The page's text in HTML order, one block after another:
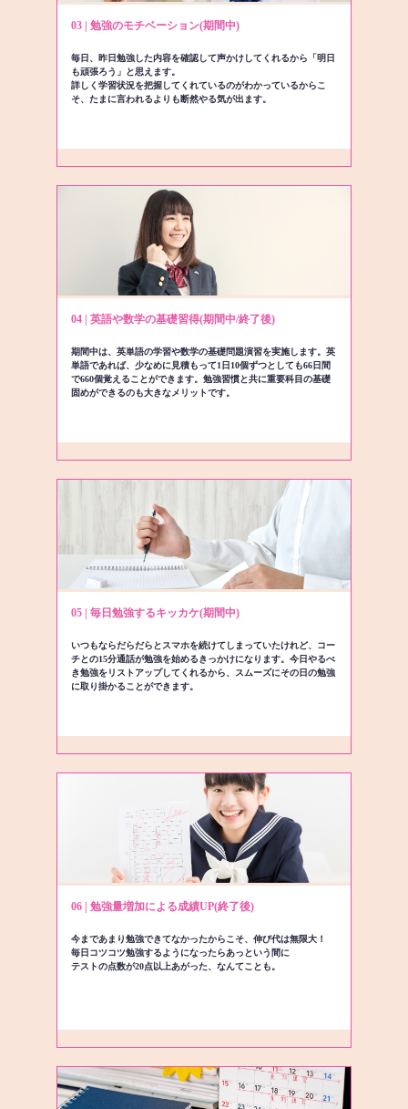
03 | 勉強のモチベーション(期間中)
毎日、昨日勉強した内容を確認して声かけしてくれるから「明日
も頑張ろう」と思えます。
詳しく学習状況を把握してくれているのがわかっているからこ
そ、たまに言われるよりも断然やる気が出ます。
04 | 英語や数学の基礎習得(期間中/終了後)
期間中は、英単語の学習や数学の基礎問題演習を実施します。英
単語であれば、少なめに見積もって1日10個ずつとしても66日間
で660個覚えることができます。勉強習慣と共に重要科目の基礎
固めができるのも大きなメリットです。
05 | 毎日勉強するキッカケ(期間中)
いつもならだらだらとスマホを続けてしまっていたけれど、コー
チとの15分通話が勉強を始めるきっかけになります。今日やるべ
き勉強をリストアップしてくれるから、スムーズにその日の勉強
に取り掛かることができます。
06 | 勉強量増加による成績UP(終了後)
今まであまり勉強できてなかったからこそ、伸び代は無限大！
毎日コツコツ勉強するようになったらあっという間に
テストの点数が20点以上あがった、なんてことも。